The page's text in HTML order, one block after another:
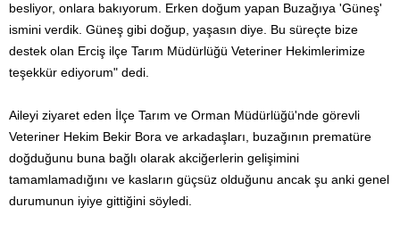
besliyor, onlara bakıyorum. Erken doğum yapan Buzağıya 'Güneş'
ismini verdik. Güneş gibi doğup, yaşasın diye. Bu süreçte bize
destek olan Erciş ilçe Tarım Müdürlüğü Veteriner Hekimlerimize
teşekkür ediyorum" dedi.
Aileyi ziyaret eden İlçe Tarım ve Orman Müdürlüğü'nde görevli
Veteriner Hekim Bekir Bora ve arkadaşları, buzağının prematüre
doğduğunu buna bağlı olarak akciğerlerin gelişimini
tamamlamadığını ve kasların güçsüz olduğunu ancak şu anki genel
durumunun iyiye gittiğini söyledi.